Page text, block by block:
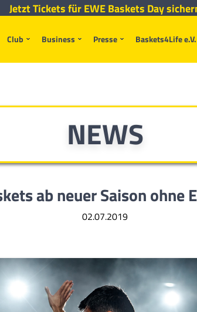
Club Business Presse Baskets4Life e.V.
Jetzt Tickets für EWE Baskets Day
NEWS
ab neuer Saison ohne
02.07.2019